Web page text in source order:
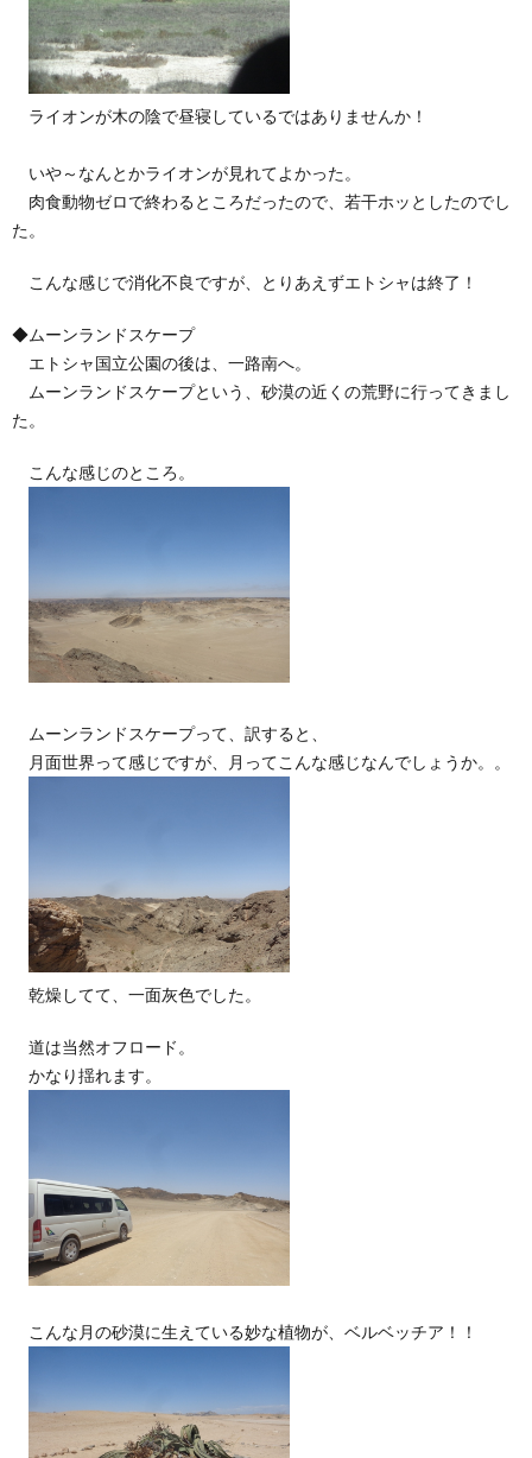
ライオンが木の陰で昼寝しているではありませんか！
いや～なんとかライオンが見れてよかった。
肉食動物ゼロで終わるところだったので、若干ホッとしたのでし
た。
こんな感じで消化不良ですが、とりあえずエトシャは終了！
◆ムーンランドスケープ
エトシャ国立公園の後は、一路南へ。
ムーンランドスケープという、砂漠の近くの荒野に行ってきまし
た。
こんな感じのところ。
ムーンランドスケープって、訳すると、
月面世界って感じですが、月ってこんな感じなんでしょうか。。
乾燥してて、一面灰色でした。
道は当然オフロード。
かなり揺れます。
こんな月の砂漠に生えている妙な植物が、ベルベッチア！！